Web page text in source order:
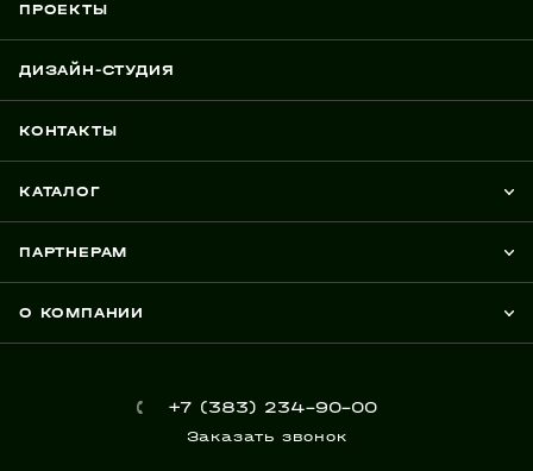
ПРОЕКТЫ
ДИЗАЙН-СТУДИЯ
КОНТАКТЫ
КАТАЛОГ
ПАРТНЕРАМ
О КОМПАНИИ
+7 (383) 234-90-00
Заказать звонок